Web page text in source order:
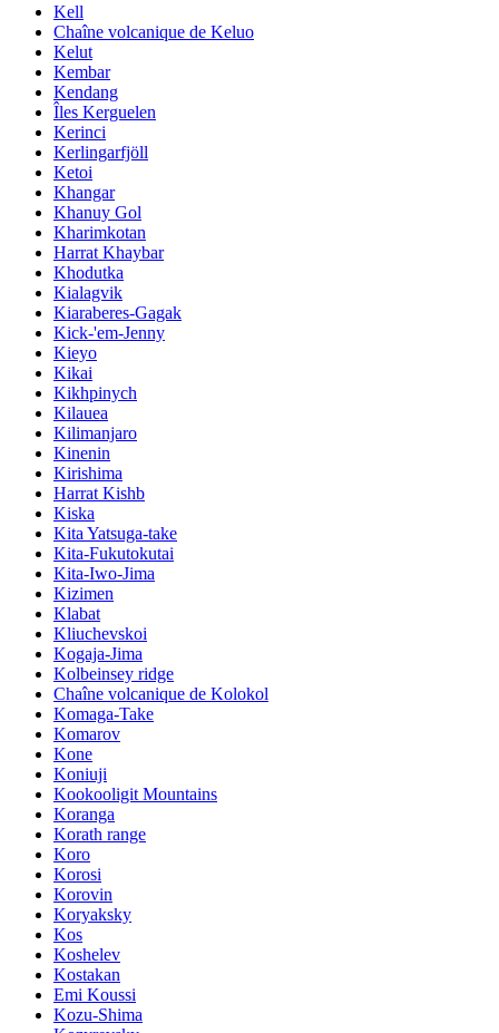
Kell
Chaîne volcanique de Keluo
Kelut
Kembar
Kendang
Îles Kerguelen
Kerinci
Kerlingarfjöll
Ketoi
Khangar
Khanuy Gol
Kharimkotan
Harrat Khaybar
Khodutka
Kialagvik
Kiaraberes-Gagak
Kick-'em-Jenny
Kieyo
Kikai
Kikhpinych
Kilauea
Kilimanjaro
Kinenin
Kirishima
Harrat Kishb
Kiska
Kita Yatsuga-take
Kita-Fukutokutai
Kita-Iwo-Jima
Kizimen
Klabat
Kliuchevskoi
Kogaja-Jima
Kolbeinsey ridge
Chaîne volcanique de Kolokol
Komaga-Take
Komarov
Kone
Koniuji
Kookooligit Mountains
Koranga
Korath range
Koro
Korosi
Korovin
Koryaksky
Kos
Koshelev
Kostakan
Emi Koussi
Kozu-Shima